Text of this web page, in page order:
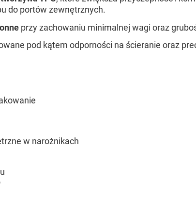
do portów zewnętrznych.
przy zachowaniu minimalnej wagi oraz
pod kątem odporności na ścieranie oraz
w narożnikach